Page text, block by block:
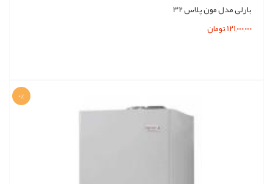
بارلی مدل مون پلاس 32
121,000,000 تومان
0%